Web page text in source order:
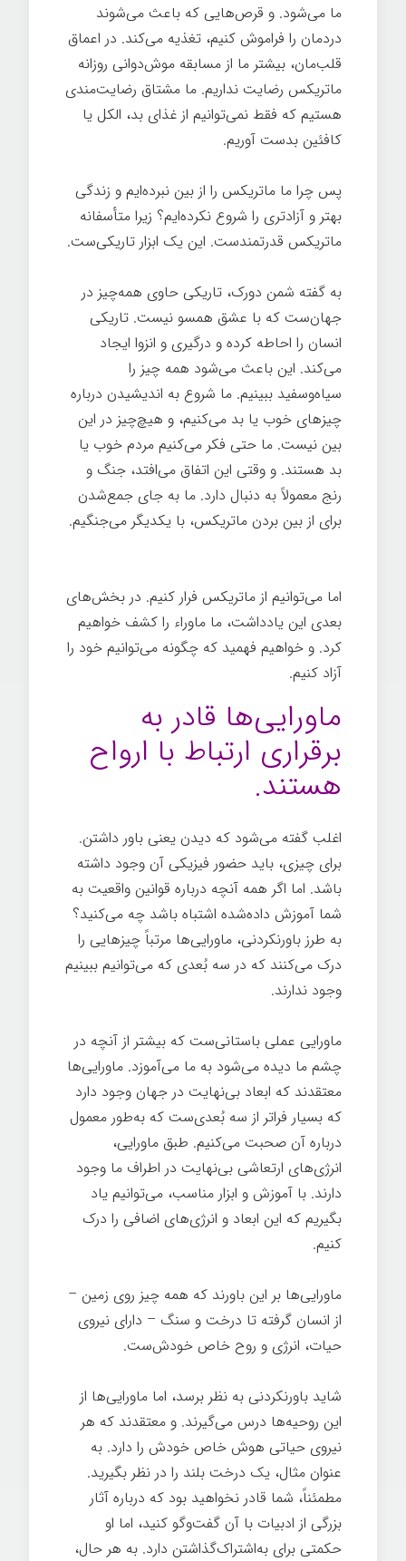
ما می‌شود. و قرص‌هایی که باعث می‌شوند
دردمان را فراموش کنیم، تغذیه می‌کند. در اعماق
قلب‌مان، بیشتر ما از مسابقه موش‌دوانی روزانه
ماتریکس رضایت نداریم. ما مشتاق رضایت‌مندی
هستیم که فقط نمی‌توانیم از غذای بد، الکل یا
کافئین بدست آوریم.
پس چرا ما ماتریکس را از بین نبرده‌ایم و زندگی
بهتر و آزادتری را شروع نکرده‌ایم؟ زیرا متأسفانه
ماتریکس قدرتمندست. این یک ابزار تاریکی‌ست.
به گفته شمن دورک، تاریکی حاوی همه‌چیز در
جهان‌ست که با عشق همسو نیست. تاریکی
انسان را احاطه کرده و درگیری و انزوا ایجاد
می‌کند. این باعث می‌شود همه چیز را
سیاه‌وسفید ببینیم. ما شروع به اندیشیدن درباره
چیزهای خوب یا بد می‌کنیم، و هیچ‌چیز در این
بین نیست. ما حتی فکر می‌کنیم مردم خوب یا
بد هستند. و وقتی این اتفاق می‌افتد، جنگ و
رنج معمولاً به دنبال دارد. ما به جای جمع‌شدن
برای از بین بردن ماتریکس، با یکدیگر می‌جنگیم.
اما می‌توانیم از ماتریکس فرار کنیم. در بخش‌های
بعدی این یادداشت، ما ماوراء را کشف خواهیم
کرد. و خواهیم فهمید که چگونه می‌توانیم خود را
آزاد کنیم.
ماورایی‌ها قادر به
برقراری ارتباط با ارواح
هستند.
اغلب گفته می‌شود که دیدن یعنی باور داشتن.
برای چیزی، باید حضور فیزیکی آن وجود داشته
باشد. اما اگر همه آنچه درباره قوانین واقعیت به
شما آموزش داده‌شده اشتباه باشد چه می‌کنید؟
به طرز باورنکردنی، ماورایی‌ها مرتباً چیزهایی را
درک می‌کنند که در سه بُعدی که می‌توانیم ببینیم
وجود ندارند.
ماورایی عملی باستانی‌ست که بیشتر از آنچه در
چشم ما دیده می‌شود به ما می‌آموزد. ماورایی‌ها
معتقدند که ابعاد بی‌نهایت در جهان وجود دارد
که بسیار فراتر از سه بُعدی‌ست که به‌طور معمول
درباره آن صحبت می‌کنیم. طبق ماورایی،
انرژی‌های ارتعاشی بی‌نهایت در اطراف ما وجود
دارند. با آموزش و ابزار مناسب، می‌توانیم یاد
بگیریم که این ابعاد و انرژی‌های اضافی را درک
کنیم.
ماورایی‌ها بر این باورند که همه چیز روی زمین –
از انسان گرفته تا درخت و سنگ – دارای نیروی
حیات، انرژی و روح خاص خودش‌ست.
شاید باورنکردنی به نظر برسد، اما ماورایی‌ها از
این روحیه‌ها درس می‌گیرند. و معتقدند که هر
نیروی حیاتی هوش خاص خودش را دارد. به
عنوان مثال، یک درخت بلند را در نظر بگیرید.
مطمئناً، شما قادر نخواهید بود که درباره آثار
بزرگی از ادبیات با آن گفت‌وگو کنید، اما او
حکمتی برای به‌اشتراک‌گذاشتن دارد. به هر حال،